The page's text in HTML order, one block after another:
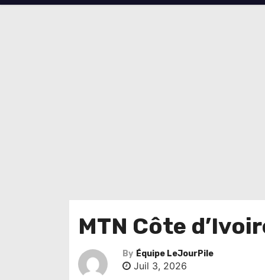
MTN Côte
By Équipe LeJourPile
Juil 3, 2026